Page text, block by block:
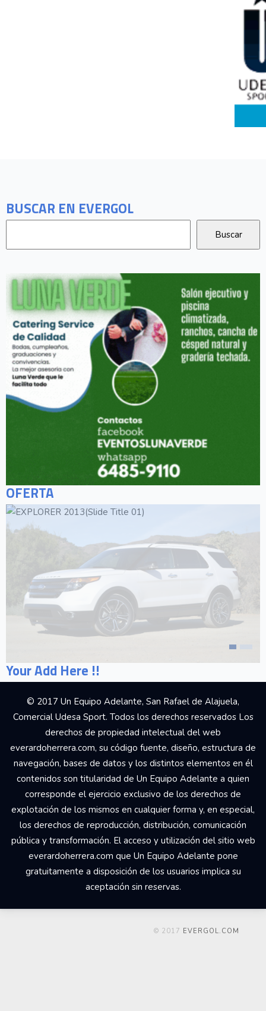
BUSCAR EN EVERGOL
OFERTA
Your Add Here !!
© 2017 Un Equipo Adelante, San Rafael de Alajuela,
Comercial Udesa Sport. Todos los derechos reservados Los
derechos de propiedad intelectual del web
everardoherrera.com, su código fuente, diseño, estructura de
navegación, bases de datos y los distintos elementos en él
contenidos son titularidad de Un Equipo Adelante a quien
corresponde el ejercicio exclusivo de los derechos de
explotación de los mismos en cualquier forma y, en especial,
los derechos de reproducción, distribución, comunicación
pública y transformación. El acceso y utilización del sitio web
everardoherrera.com que Un Equipo Adelante pone
gratuitamente a disposición de los usuarios implica su
aceptación sin reservas.
© 2017 EVERGOL.COM